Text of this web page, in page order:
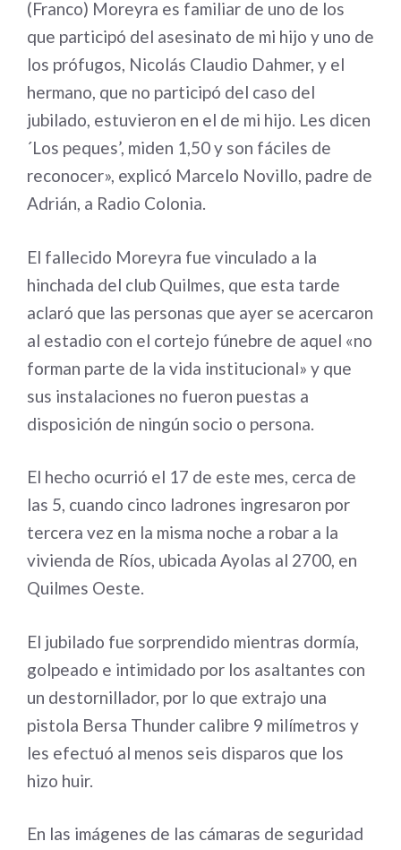
(Franco) Moreyra es familiar de uno de los
que participó del asesinato de mi hijo y uno de
los prófugos, Nicolás Claudio Dahmer, y el
hermano, que no participó del caso del
jubilado, estuvieron en el de mi hijo. Les dicen
´Los peques’, miden 1,50 y son fáciles de
reconocer», explicó Marcelo Novillo, padre de
Adrián, a Radio Colonia.
El fallecido Moreyra fue vinculado a la
hinchada del club Quilmes, que esta tarde
aclaró que las personas que ayer se acercaron
al estadio con el cortejo fúnebre de aquel «no
forman parte de la vida institucional» y que
sus instalaciones no fueron puestas a
disposición de ningún socio o persona.
El hecho ocurrió el 17 de este mes, cerca de
las 5, cuando cinco ladrones ingresaron por
tercera vez en la misma noche a robar a la
vivienda de Ríos, ubicada Ayolas al 2700, en
Quilmes Oeste.
El jubilado fue sorprendido mientras dormía,
golpeado e intimidado por los asaltantes con
un destornillador, por lo que extrajo una
pistola Bersa Thunder calibre 9 milímetros y
les efectuó al menos seis disparos que los
hizo huir.
En las imágenes de las cámaras de seguridad